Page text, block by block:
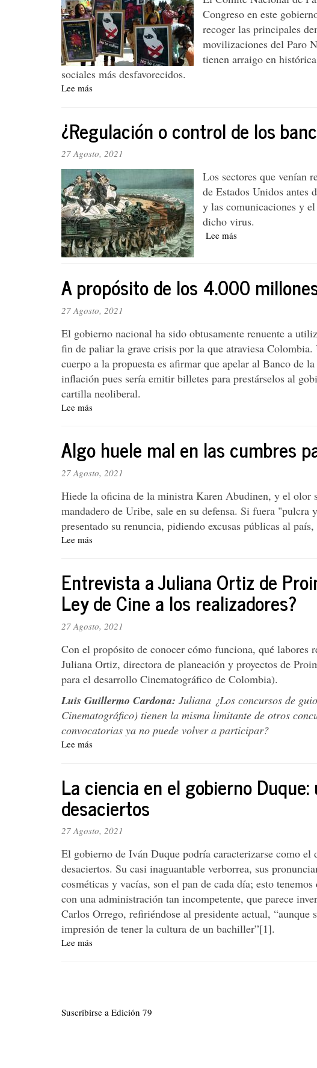
la
falaz
reactivación
económica
de
Duque
Congreso en este
recoger las principales
movilizaciones del Paro
tienen arraigo en
sociales más desfavorecidos.
Lee más
pertinencia
del
proyecto
ley
para
prevenir,
atender
y
erradicar
la
las
mujeres
¿Regulación o control de los
27 Agosto, 2021
Los sectores que venían
de Estados Unidos antes
y las comunicaciones y
dicho virus.
Lee más
de
los
A propósito de los 4.000
27 Agosto, 2021
El gobierno nacional ha sido obtusamente renuente a
fin de paliar la grave crisis por la que atraviesa Colombia.
cuerpo a la propuesta es afirmar que apelar al Banco de
inflación pues sería emitir billetes para prestárselos al
cartilla neoliberal.
Lee más
de
los
4.000
de
dólares
por
ISA
Algo huele mal en las cumbres
27 Agosto, 2021
Hiede la oficina de la ministra Karen Abudinen, y el olor
mandadero de Uribe, sale en su defensa. Si fuera
presentado su renuncia, pidiendo excusas públicas al
Lee más
mal
en
las
cumbres
palaciegas
Entrevista a Juliana Ortiz de
Ley de Cine a los realizadores?
27 Agosto, 2021
Con el propósito de conocer cómo funciona, qué labores
Juliana Ortiz, directora de planeación y proyectos de
para el desarrollo Cinematográfico de Colombia).
Luis Guillermo Cardona: Juliana ¿Los concursos de
Cinematográfico) tienen la misma limitante de otros
convocatorias ya no puede volver a participar?
Lee más
Juliana
Ortiz
de
Proimágenes. ¿En
qué
la
Ley
de
Cine
a
los
realizadores?
La ciencia en el gobierno
desaciertos
27 Agosto, 2021
El gobierno de Iván Duque podría caracterizarse como el
desaciertos. Su casi inaguantable verborrea, sus
cosméticas y vacías, son el pan de cada día; esto
con una administración tan incompetente, que parece
Carlos Orrego, refiriéndose al presidente actual, “aunque
impresión de tener la cultura de un bachiller”[1].
Lee más
Duque:
Suscribirse a Edición 79